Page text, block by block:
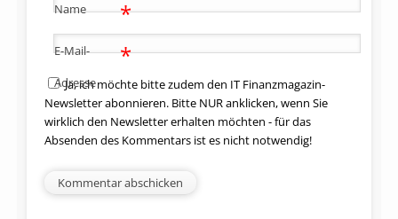
Name *
E-Mail-
Adresse
*
Ja, ich möchte bitte zudem den IT Finanzmagazin-
Newsletter abonnieren. Bitte NUR anklicken, wenn Sie
wirklich den Newsletter erhalten möchten - für das
Absenden des Kommentars ist es nicht notwendig!